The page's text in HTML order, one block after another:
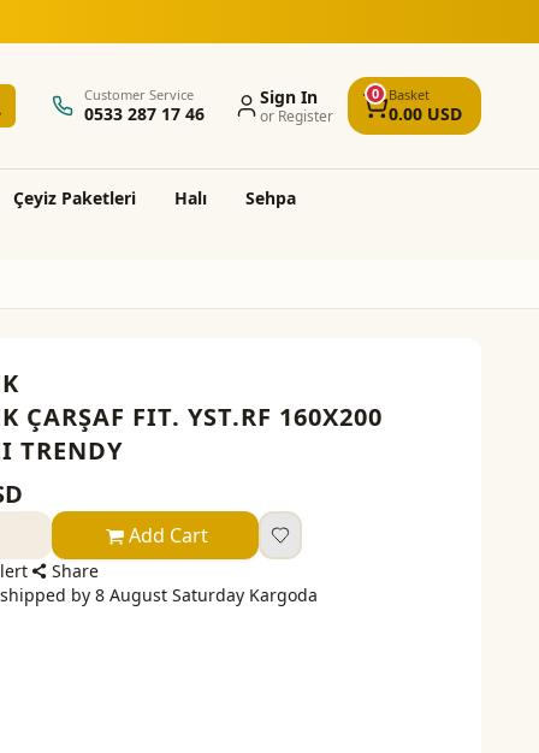
Customer Service
0533 287 17 46
Sign In
or Register
0 Basket
0.00USD
Çeyi̇z Paketleri̇ Halı Sehpa
ÇARŞAF FIT. YST.RF 160X200
TRENDY
Add Cart
Share
by 8 August Saturday Kargoda